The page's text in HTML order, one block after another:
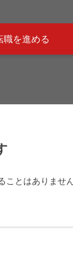
職を進める
ことはありません